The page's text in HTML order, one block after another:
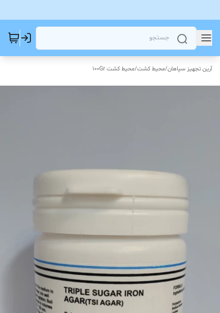
آرین تجهیز سپاهان/محیط کشت/محیط کشت 100Gr